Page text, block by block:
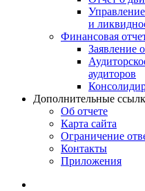
и
Финансовая
Заявление
аудиторов
Дополнительные
Об отчете
Карта сайта
Ограничение
Контакты
Приложения